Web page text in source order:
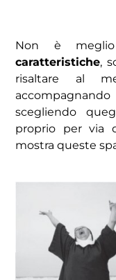
Non è meglio
caratteristiche,
risaltare al
scegliendo
proprio per via
mostra queste